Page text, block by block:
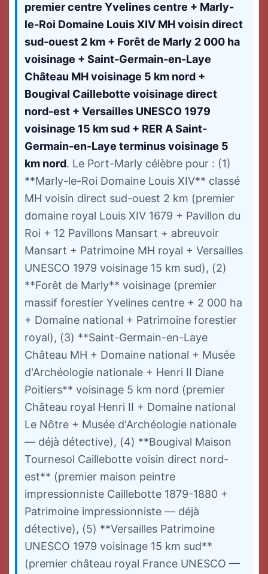
premier centre Yvelines centre + Marly-
le-Roi Domaine Louis XIV MH voisin direct
sud-ouest 2 km + Forêt de Marly 2 000 ha
voisinage + Saint-Germain-en-Laye
Château MH voisinage 5 km nord +
Bougival Caillebotte voisinage direct
nord-est + Versailles UNESCO 1979
voisinage 15 km sud + RER A Saint-
Germain-en-Laye terminus voisinage 5
km nord. Le Port-Marly célèbre pour : (1)
**Marly-le-Roi Domaine Louis XIV** classé
MH voisin direct sud-ouest 2 km (premier
domaine royal Louis XIV 1679 + Pavillon du
Roi + 12 Pavillons Mansart + abreuvoir
Mansart + Patrimoine MH royal + Versailles
UNESCO 1979 voisinage 15 km sud), (2)
**Forêt de Marly** voisinage (premier
massif forestier Yvelines centre + 2 000 ha
+ Domaine national + Patrimoine forestier
royal), (3) **Saint-Germain-en-Laye
Château MH + Domaine national + Musée
d'Archéologie nationale + Henri II Diane
Poitiers** voisinage 5 km nord (premier
Château royal Henri II + Domaine national
Le Nôtre + Musée d'Archéologie nationale
— déjà détective), (4) **Bougival Maison
Tournesol Caillebotte voisin direct nord-
est** (premier maison peintre
impressionniste Caillebotte 1879-1880 +
Patrimoine impressionniste — déjà
détective), (5) **Versailles Patrimoine
UNESCO 1979 voisinage 15 km sud**
(premier château royal France UNESCO —